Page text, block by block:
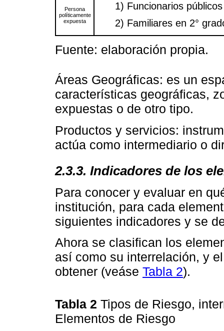
Persona
políticamente
expuesta
1) Funcionarios públicos
2) Familiares en 2°
Fuente: elaboración propia.
Áreas Geográficas: es un
características geográficas,
expuestas o de otro tipo.
Productos y servicios:
actúa como intermediario o
2.3.3. Indicadores de los
Para conocer y evaluar en
institución, para cada
siguientes indicadores y se
Ahora se clasifican los
así como su interrelación, y
obtener (veáse Tabla 2).
Tabla 2 Tipos de Riesgo,
Elementos de Riesgo